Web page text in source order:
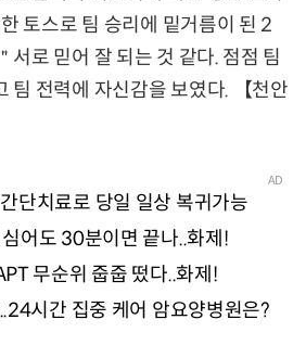
토스로 팀 승리에 밑거름이 된 2
서로 믿어 잘 되는 것 같다. 점점 팀
팀 전력에 자신감을 보였다. 【천안